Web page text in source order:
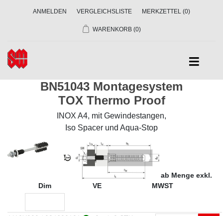
ANMELDEN VERGLEICHSLISTE MERKZETTEL (0)
WARENKORB (0)
BN51043 Montagesystem
TOX Thermo Proof
INOX A4, mit Gewindestangen,
Iso Spacer und Aqua-Stop
Dim VE
Preise in CHF ab Menge exkl.
MWST